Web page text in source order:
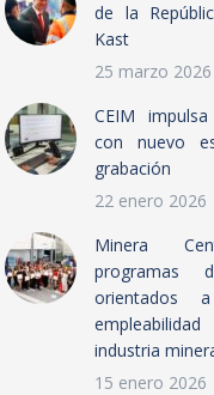
de la
Kast
25 marzo 2026
CEIM
con nuevo
grabación
22 enero 2026
Minera
programas
orientados
industria
15 enero 2026